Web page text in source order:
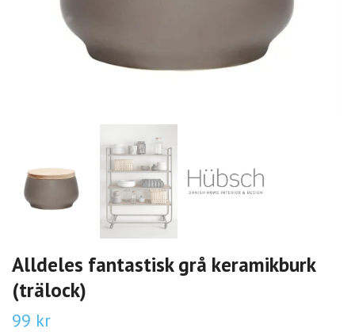
Alldeles fantastisk grå keramikburk
(trälock)
99 kr